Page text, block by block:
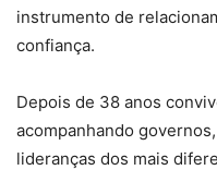
instrumento de
confiança.
Depois de 38 anos
acompanhando
lideranças dos mais